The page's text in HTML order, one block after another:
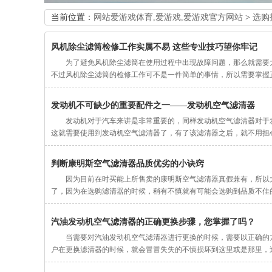
当前位置： 网站爱游戏体育,爱游戏,爱游戏官方网站 > 选购
风机除尘滤筒检修工作实属不易 这些专业技巧望你牢记
为了避免风机除尘滤筒在使用过程中出现故障问题，那么就需
不过风机除尘滤筒的检修工作可不是一件简单的事情，所以需要掌
发动机不可缺少的重要配件之一——发动机空气滤清器
发动机对于汽车来讲是非常重要的，同样发动机空气滤清器对
这就需要使用到发动机空气滤清器了，有了该滤清器之后，就不用
判断康明斯空气滤清器品质优劣的小诀窍
因为目前在时买能上所售卖的康明斯空气滤清器真假兼有，所
了，因为在选购滤清器的时候，稍有不慎就有可能会选购到品质不
汽油发动机空气滤清器的正确更换步骤，您掌握了吗？
当需要对汽油发动机空气滤清器进行更换的时候，需要以正确
户在更换滤清器的时候，就会冒冒失失的不慎损坏到这里或是那里